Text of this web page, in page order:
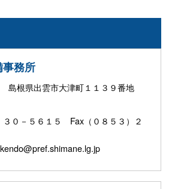
務所
島根県出雲市大津町１１３９番地
０－５６１５ Fax（０８５３）２